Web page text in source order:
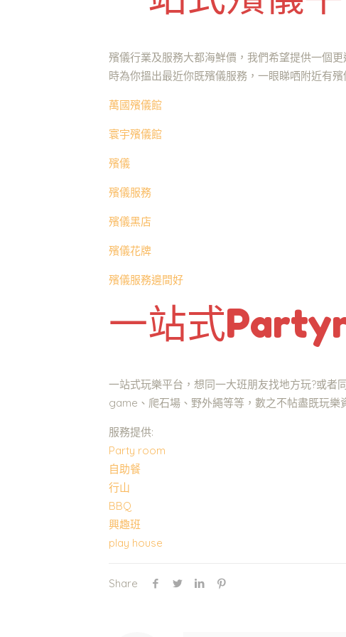
殯儀行業及服務大都海鮮價，我們希望提供一個
時為你搵出最近你既殯儀服務，一眼睇哂附近有
萬國殯儀館
寰宇殯儀館
殯儀
殯儀服務
殯儀黑店
殯儀花牌
殯儀服務邊間好
一站式
一站式玩樂平台，想同一大班朋友找地方玩?或
game、爬石場、野外繩等等，數之不帖盡既玩樂
服務提供:
Party room
自助餐
行山
BBQ
興趣班
play house
Share